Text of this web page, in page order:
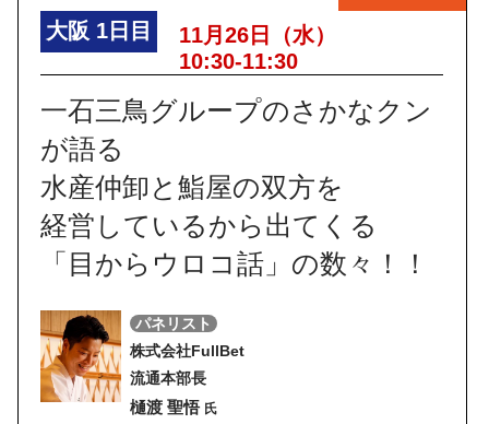
大阪 1日目
11月26日（水）
10:30-11:30
一石三鳥グループのさかなクン
が語る
水産仲卸と鮨屋の双方を
経営しているから出てくる
「目からウロコ話」の数々！！
パネリスト
株式会社FullBet
流通本部長
樋渡 聖悟 氏